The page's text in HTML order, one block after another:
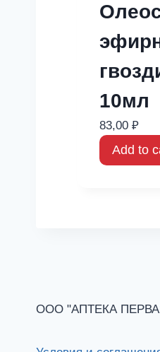
10мл
83,00 ₽
Add to
ООО "АПТЕКА